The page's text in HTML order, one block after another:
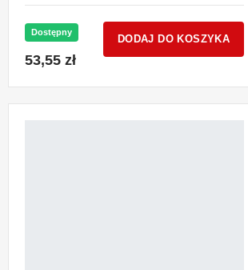
Dostępny
53,55 zł
DODAJ DO KOSZYKA